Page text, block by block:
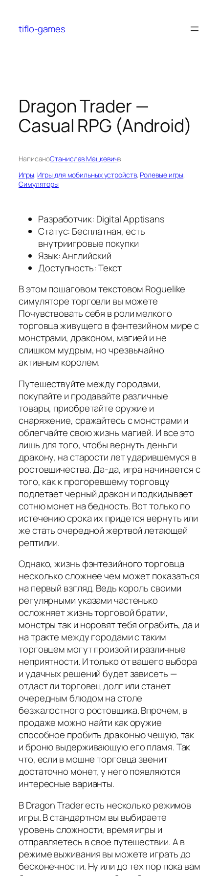
содержимому
tiflo-games
Dragon Trader —
Casual RPG (Android)
НаписаноСтанислав Мацкевичв
Игры, Игры для мобильных устройств, Ролевые игры
Симуляторы
Разработчик: Digital Apptisans
Статус: Бесплатная, есть
внутриигровые покупки
Язык: Английский
Доступность: Текст
В этом пошаговом текстовом Roguelike
симуляторе торговли вы можете
Почувствовать себя в роли мелкого
торговца живущего в фэнтезийном мире с
монстрами, драконом, магией и не
слишком мудрым, но чрезвычайно
активным королем.
Путешествуйте между городами,
покупайте и продавайте различные
товары, приобретайте оружие и
снаряжение, сражайтесь с монстрами и
облегчайте свою жизнь магией. И все это
лишь для того, чтобы вернуть деньги
дракону, на старости лет ударившемуся в
ростовщичества. Да-да, игра начинается с
того, как к прогоревшему торговцу
подлетает черный дракон и подкидывает
сотню монет на бедность. Вот только по
истечению срока их придется вернуть или
же стать очередной жертвой летающей
рептилии.
Однако, жизнь фэнтезийного торговца
несколько сложнее чем может показаться
на первый взгляд. Ведь король своими
регулярными указами частенько
осложняет жизнь торговой братии,
монстры так и норовят тебя ограбить, да и
на тракте между городами с таким
торговцем могут произойти различные
неприятности. И только от вашего выбора
и удачных решений будет зависеть —
отдаст ли торговец долг или станет
очередным блюдом на столе
безжалостного ростовщика. Впрочем, в
продаже можно найти как оружие
способное пробить драконью чешую, так
и броню выдерживающую его пламя. Так
что, если в мошне торговца звенит
достаточно монет, у него появляются
интересные варианты.
В Dragon Trader есть несколько режимов
игры. В стандартном вы выбираете
уровень сложности, время игры и
отправляетесь в свое путешествии. А в
режиме выживания вы можете играть до
бесконечности. Ну или до тех пор пока вам